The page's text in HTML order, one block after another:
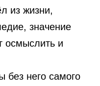
из жизни,
значение
осмыслить и
без него самого